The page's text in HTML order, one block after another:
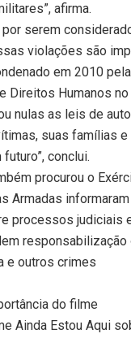
afirma.
serem
violações são
em 2010
Direitos Humanos
nulas as leis de
suas famílias e
conclui.
procurou o
Armadas informaram
processos judiciais
responsabilização
e outros crimes
do filme
Ainda Estou Aqui